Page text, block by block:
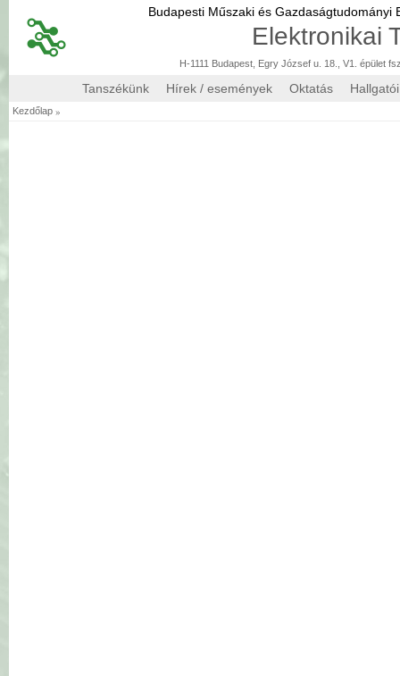
Budapesti Műszaki és Gazdaságtudományi
Elektronikai
H-1111 Budapest, Egry József u. 18., V1. épület
Tanszékünk Hírek / események Oktatás
Kezdőlap »